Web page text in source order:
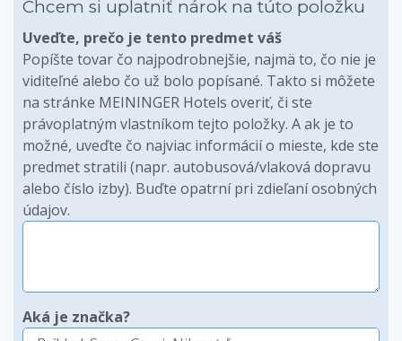
Chcem si uplatniť nárok na túto položku
Uveďte, prečo je tento predmet váš
Popíšte tovar čo najpodrobnejšie, najmä to, čo nie je
viditeľné alebo čo už bolo popísané. Takto si môžete
na stránke MEININGER Hotels overiť, či ste
právoplatným vlastníkom tejto položky. A ak je to
možné, uveďte čo najviac informácií o mieste, kde ste
predmet stratili (napr. autobusová/vlaková dopravu
alebo číslo izby). Buďte opatrní pri zdieľaní osobných
údajov.
Aká je značka?